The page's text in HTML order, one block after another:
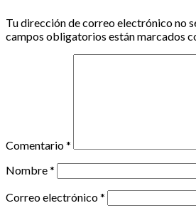
Tu dirección de correo electrónico no
campos obligatorios están marcados
Comentario*
Nombre*
Correo electrónico*